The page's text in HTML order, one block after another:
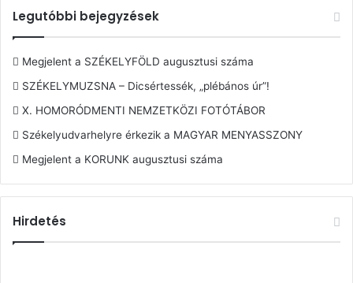
Legutóbbi bejegyzések
Megjelent a SZÉKELYFÖLD augusztusi száma
SZÉKELYMUZSNA – Dicsértessék, „plébános úr”!
X. HOMORÓDMENTI NEMZETKÖZI FOTÓTÁBOR
Székelyudvarhelyre érkezik a MAGYAR MENYASSZONY
Megjelent a KORUNK augusztusi száma
Hirdetés